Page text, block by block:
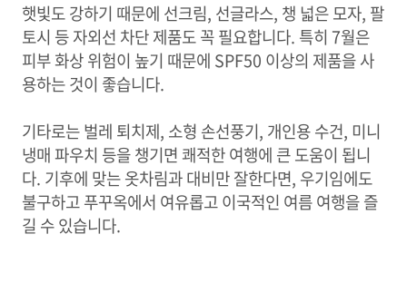
햇빛도 강하기 때문에 선크림, 선글라스, 챙 넓은 모자, 팔
토시 등 자외선 차단 제품도 꼭 필요합니다. 특히 7월은
피부 화상 위험이 높기 때문에 SPF50 이상의 제품을 사
용하는 것이 좋습니다.
기타로는 벌레 퇴치제, 소형 손선풍기, 개인용 수건, 미니
냉매 파우치 등을 챙기면 쾌적한 여행에 큰 도움이 됩니
다. 기후에 맞는 옷차림과 대비만 잘한다면, 우기임에도
불구하고 푸꾸옥에서 여유롭고 이국적인 여름 여행을 즐
길 수 있습니다.